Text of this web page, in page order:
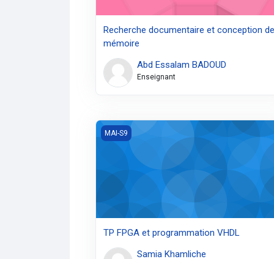
Recherche documentaire et conception de
mémoire
Abd Essalam BADOUD
Enseignant
TP FPGA et programmation VHDL
MAI-S9
TP FPGA et programmation VHDL
Samia Khamliche